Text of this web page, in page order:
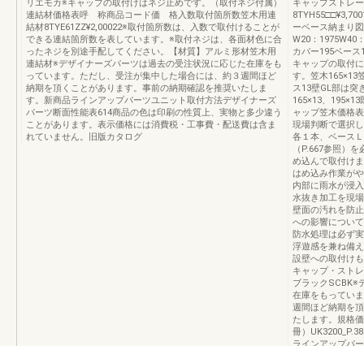
リエモカ※キャップの取付けはネジ止めです。（取付ネジ付属）
連結材価格表呼 称商品コード価 格入数取付箇所数笠木用連
結材8TYE61ZZ¥2,00022※取付箇所数は、入数で取付けることが
できる連結箇所数を表しています。※取付ネジは、各面材色に合
ったネジを別途手配してください。【材質】アルミ形材笠木用
連結材※デザイナーズパーツは過去の受注状況に応じた在庫をも
っています。ただし、受注が集中した場合には、約３週間ほど
納期を頂くことがあります。事前の納期確認を推奨いたしま
す。新商品ラインアップパーツユニット取付方法デザイナーズ
パーツ断面性能表614商品の色は印刷の性質上、実物と多少違う
ことがあります。表示価格には消費税・工事費・配送費は含ま
れていません。旧版カタログ
キャップストレ
ーベース納まり
W20：1975W40
カバー195ベー
キャップの取付
す。笠木165×13
ス13壁GL部は突
165×13、
ャップ笠木価格
現場判断で選択
各１本、ベース
（P.667参照）
め込んで取付け
はめ込み作業が
内部に雨水が浸
水抜き加工を現
壁面の汚れを防
への影響につい
防水処理は必ず
浮遊感を兼ね備
設壁への取付け
キャップ・スト
ブラックSCBK※
在庫をもってい
週間ほど納期を
たします。規格
冊）
ラインアップパ